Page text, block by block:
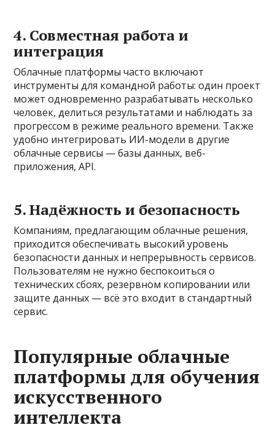
4. Совместная работа и
интеграция
Облачные платформы часто включают
инструменты для командной работы: один проект
может одновременно разрабатывать несколько
человек, делиться результатами и наблюдать за
прогрессом в режиме реального времени. Также
удобно интегрировать ИИ-модели в другие
облачные сервисы — базы данных, веб-
приложения, API.
5. Надёжность и безопасность
Компаниям, предлагающим облачные решения,
приходится обеспечивать высокий уровень
безопасности данных и непрерывность сервисов.
Пользователям не нужно беспокоиться о
технических сбоях, резервном копировании или
защите данных — всё это входит в стандартный
сервис.
Популярные облачные
платформы для обучения
искусственного
интеллекта